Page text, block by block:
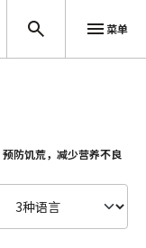
菜单
防饥荒，减少营养不良